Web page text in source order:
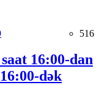
516
16:00-dan
dək